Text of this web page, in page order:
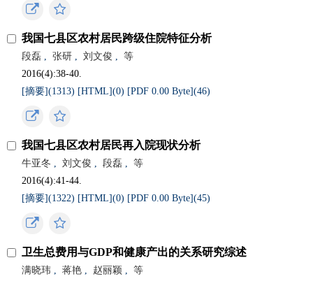
我国七县区农村居民跨级住院特征分析
段磊 , 张研 , 刘文俊 ,
等
2016(4):38-40.
[摘要](1313) [HTML](0) [PDF 0.00 Byte](46)
我国七县区农村居民再入院现状分析
牛亚冬 , 刘文俊 , 段磊 ,
等
2016(4):41-44.
[摘要](1322) [HTML](0) [PDF 0.00 Byte](45)
卫生总费用与GDP和健康产出的关系研究综述
满晓玮 , 蒋艳 , 赵丽颖 , 等